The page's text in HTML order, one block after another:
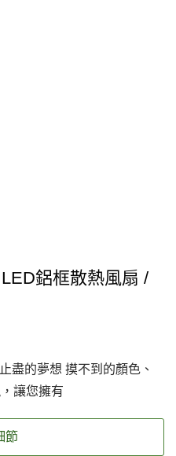
鋁框散熱風扇 /
盡的夢想 摸不到的顏色、
讓您擁有
節